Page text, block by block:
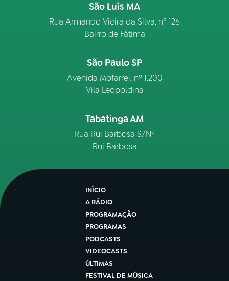
São Luís MA
Rua Armando Vieira da Silva, nº 126
Bairro de Fátima
São Paulo SP
Avenida Mofarrej, nº 1.200
Vila Leopoldina
Tabatinga AM
Rua Rui Barbosa S/Nº
Rui Barbosa
INÍCIO
A RÁDIO
PROGRAMAÇÃO
PROGRAMAS
PODCASTS
VIDEOCASTS
ÚLTIMAS
FESTIVAL DE MÚSICA